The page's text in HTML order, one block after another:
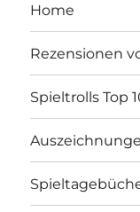
Home
Rezensionen
Spieltrolls Top